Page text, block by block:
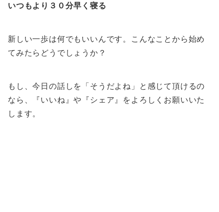
いつもより３０分早く寝る
新しい一歩は何でもいいんです。こんなことから始め
てみたらどうでしょうか？
もし、今日の話しを「そうだよね」と感じて頂けるの
なら、『いいね』や『シェア』をよろしくお願いいた
します。